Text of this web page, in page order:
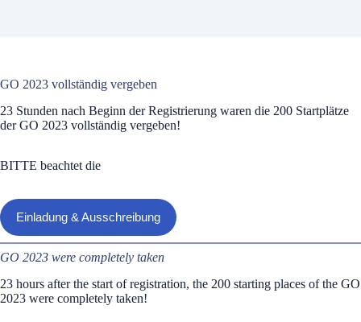
GO 2023 vollständig vergeben
23 Stunden nach Beginn der Registrierung waren die 200 Startplätze
der GO 2023 vollständig vergeben!
BITTE beachtet die
Einladung & Ausschreibung
GO 2023 were completely taken
23 hours after the start of registration, the 200 starting places of the GO
2023 were completely taken!